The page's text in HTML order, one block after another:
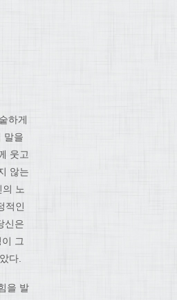
하게
말을
웃고
않는
노
적인
신은
그
다.
을 발